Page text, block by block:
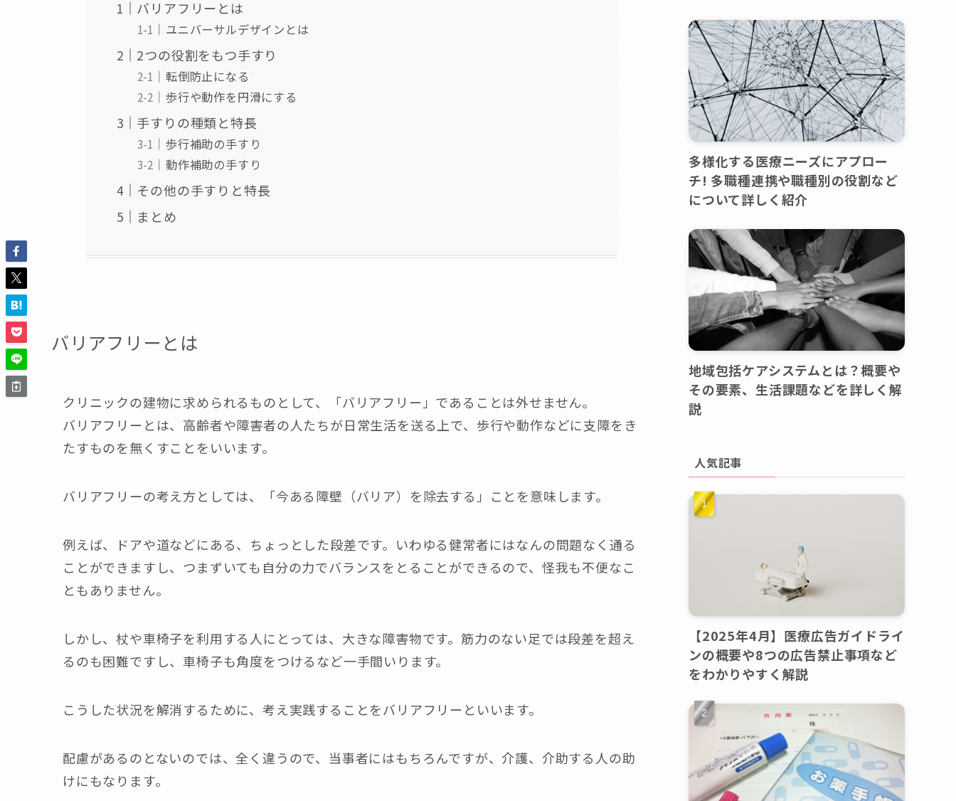
バリアフリーとは
ユニバーサルデザインとは
2つの役割をもつ手すり
転倒防止になる
歩行や動作を円滑にする
手すりの種類と特長
歩行補助の手すり
動作補助の手すり
その他の手すりと特長
まとめ
バリアフリーとは
クリニックの建物に求められるものとして、「バリアフリー」であることは外せません。
バリアフリーとは、高齢者や障害者の人たちが日常生活を送る上で、歩行や動作などに支障をき
たすものを無くすことをいいます。
バリアフリーの考え方としては、「今ある障壁（バリア）を除去する」ことを意味します。
例えば、ドアや道などにある、ちょっとした段差です。いわゆる健常者にはなんの問題なく通る
ことができますし、つまずいても自分の力でバランスをとることができるので、怪我も不便なこ
ともありません。
しかし、杖や車椅子を利用する人にとっては、大きな障害物です。筋力のない足では段差を超え
るのも困難ですし、車椅子も角度をつけるなど一手間いります。
こうした状況を解消するために、考え実践することをバリアフリーといいます。
配慮があるのとないのでは、全く違うので、当事者にはもちろんですが、介護、介助する人の助
けにもなります。
多様化する医療ニーズにアプロー
チ! 多職種連携や職種別の役割など
について詳しく紹介
地域包括ケアシステムとは？概要や
その要素、生活課題などを詳しく解
説
人気記事
【2025年4月】医療広告ガイドライ
ンの概要や8つの広告禁止事項など
をわかりやすく解説